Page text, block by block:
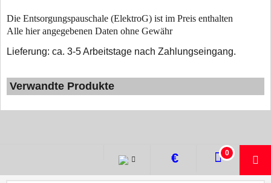
Die Entsorgungspauschale (ElektroG) ist im Preis enthalten
Alle hier angegebenen Daten ohne Gewähr
Lieferung: ca. 3-5 Arbeitstage nach Zahlungseingang.
Verwandte Produkte
0
€